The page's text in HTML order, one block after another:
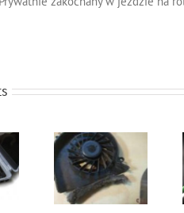
kurz
Jak oszczędzać
baterię w
laptopie?